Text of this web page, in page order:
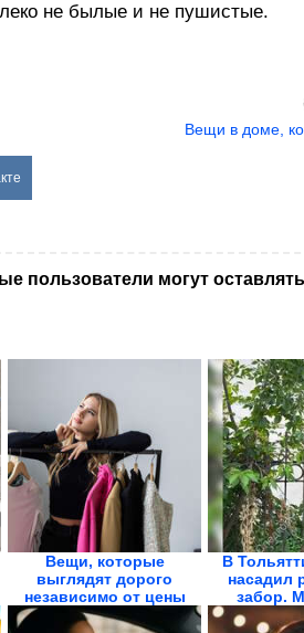
не былые и не пушистые.
Вещи в доме,
пользователи могут
Вещи, которые
выглядят дорого
независимо от цены
В
насадил
забор.